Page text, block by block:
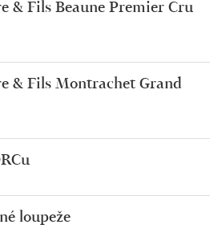
& Fils Beaune Premier Cru
& Fils Montrachet Grand
loupeže